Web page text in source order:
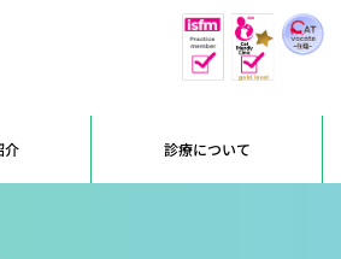
介 診療について